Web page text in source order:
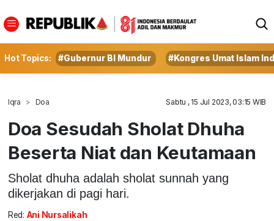
Hot Topics: #Gubernur BI Mundur #Kongres Umat Islam
Iqra Doa Sabtu , 15 Jul 2023, 03:15 WIB
Doa Sesudah Sholat Dhuha
Beserta Niat dan Keutamaan
Sholat dhuha adalah sholat sunnah yang
dikerjakan di pagi hari.
Red: Ani Nursalikah